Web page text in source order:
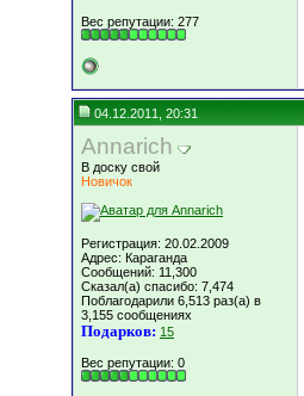
Вес репутации: 277
04.12.2011, 20:31
Annarich
В доску свой
Новичок
Регистрация: 20.02.2009
Адрес: Караганда
Сообщений: 11,300
Сказал(а) спасибо: 7,474
Поблагодарили 6,513 раз(а) в
3,155 сообщениях
Подарков: 15
Вес репутации: 0